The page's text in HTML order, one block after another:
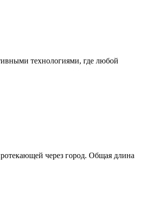
технологиями, где любой
через город. Общая длина